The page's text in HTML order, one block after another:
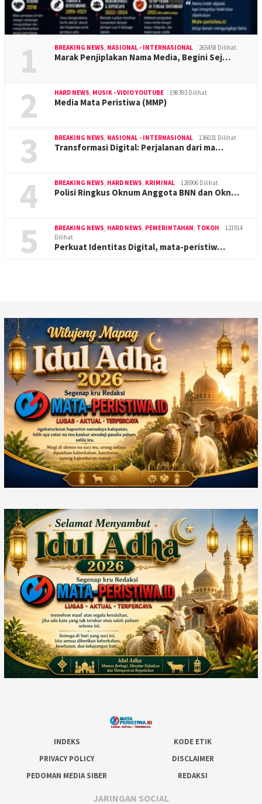
1 BREAKING NEWS, NASIONAL - INTERNASIONAL 265458 Dilihat
Marak Penjiplakan Nama Media, Begini Sej…
2 HARD NEWS, MUSIK - VIDIO YOUTUBE 198393 Dilihat
Media Mata Peristiwa (MMP)
3 BREAKING NEWS, NASIONAL - INTERNASIONAL 136031 Dilihat
Transformasi Digital: Perjalanan dari ma…
4 BREAKING NEWS, HARD NEWS, KRIMINAL 126906 Dilihat
Polisi Ringkus Oknum Anggota BNN dan Okn…
5 BREAKING NEWS, HARD NEWS, PEMERINTAHAN, TOKOH
121914
Dilihat
Perkuat Identitas Digital, mata-peristiw…
INDEKS
KODE ETIK
PRIVACY POLICY
DISCLAIMER
PEDOMAN MEDIA SIBER
REDAKSI
JARINGAN SOCIAL